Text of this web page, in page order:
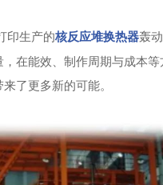
印生产的核反应堆换热器轰
在能效、制作周期与成本
了更多新的可能。